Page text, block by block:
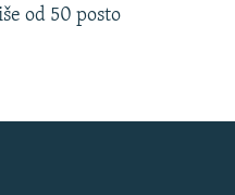
od 50 posto